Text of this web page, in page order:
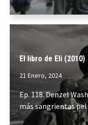
El libro de Eli (2010)
21 Enero, 2024
Ep. 118. Denzel
más sangrientas